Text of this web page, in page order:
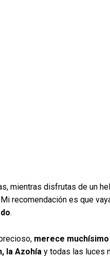
mientras disfrutas de un
recomendación es que
.
merece muchísimo
la Azohía y todas las luces